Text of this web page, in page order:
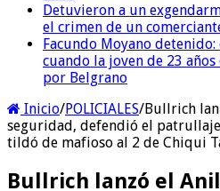
Detuvieron a un
el crimen de un
Facundo Moyano
cuando la joven de 23
por Belgrano
Inicio/POLICIALES/Bullrich
seguridad, defendió el
tildó de mafioso al 2 de Chiqui
Bullrich lanzó el